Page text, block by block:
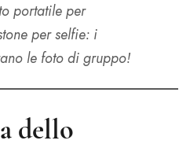
portatile per
per selfie: i
le foto di gruppo!
dello